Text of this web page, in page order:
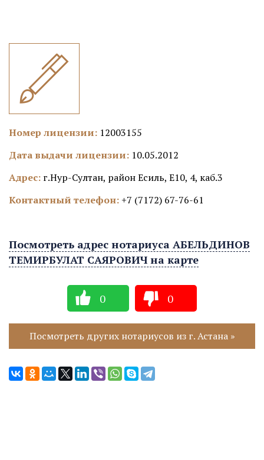
Номер лицензии: 12003155
Дата выдачи лицензии: 10.05.2012
Адрес: г.Нур-Султан, район Есиль, Е10, 4, каб.3
Контактный телефон: +7 (7172) 67-76-61
Посмотреть адрес нотариуса АБЕЛЬДИНОВ
ТЕМИРБУЛАТ САЯРОВИЧ на карте
0 0
Посмотреть других нотариусов из г. Астана »